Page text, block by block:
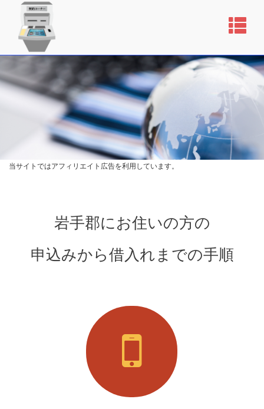
当サイトではアフィリエイト広告を利用しています。
岩手郡にお住いの方の
申込みから借入れまでの手順